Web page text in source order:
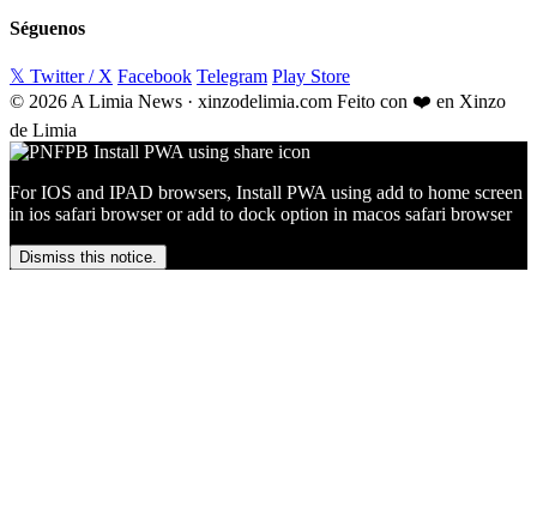
Séguenos
𝕏 Twitter / X Facebook Telegram Play Store
© 2026 A Limia News · xinzodelimia.com Feito con ❤️ en Xinzo
de Limia
For IOS and IPAD browsers, Install PWA using add to home screen
in ios safari browser or add to dock option in macos safari browser
Dismiss this notice.